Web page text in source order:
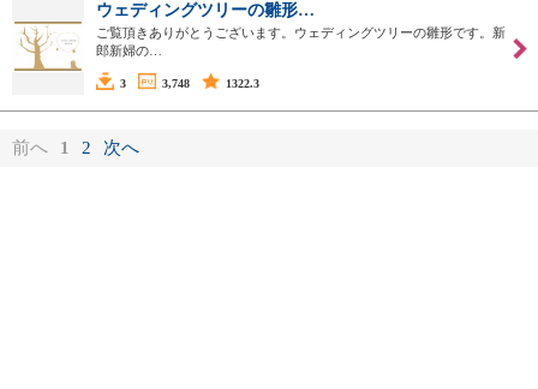
ウェディングツリーの雛形…
ご覧頂きありがとうございます。ウェディングツリーの雛形です。新
郎新婦の…
3 3,748 1322.3
前へ 1 2 次へ